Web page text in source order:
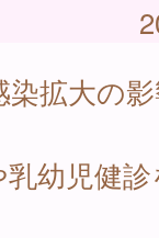
拡大の
幼児健